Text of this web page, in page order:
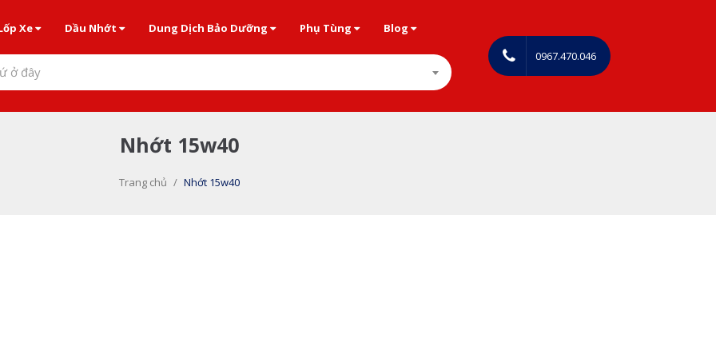
Xe Dầu Nhớt Dung Dịch Bảo Dưỡng Phụ Tùng Blog
ở đây
0967.470.046
Nhớt 15w40
Trang chủ / Nhớt 15w40